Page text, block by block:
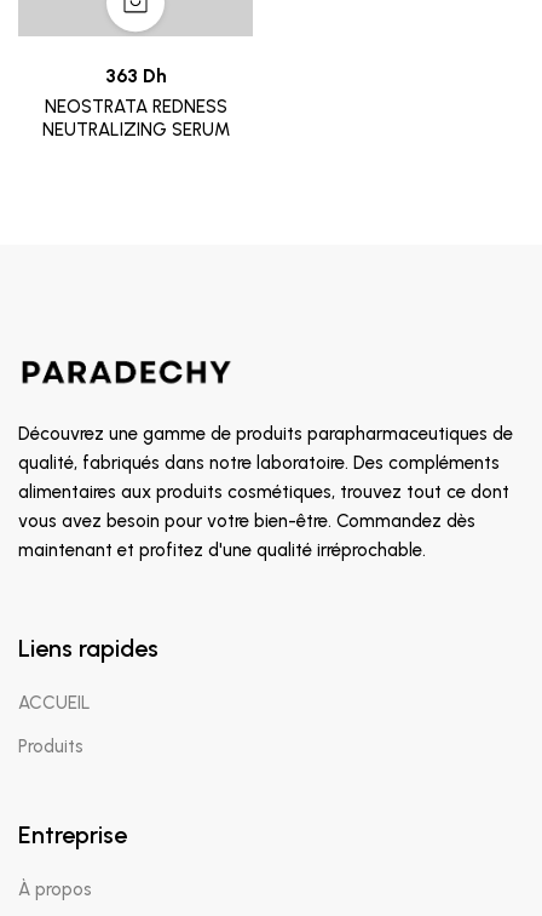
363 Dh
NEOSTRATA REDNESS
NEUTRALIZING SERUM
Découvrez une gamme de produits parapharmaceutiques de
qualité, fabriqués dans notre laboratoire. Des compléments
alimentaires aux produits cosmétiques, trouvez tout ce dont
vous avez besoin pour votre bien-être. Commandez dès
maintenant et profitez d'une qualité irréprochable.
Liens rapides
ACCUEIL
Produits
Entreprise
À propos